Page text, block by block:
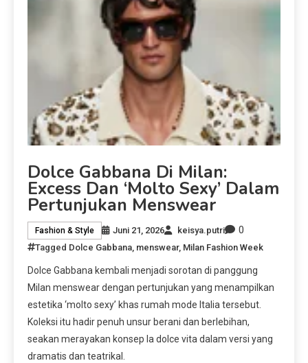
Dolce Gabbana Di Milan:
Excess Dan ‘Molto Sexy’ Dalam
Pertunjukan Menswear
Fashion & Style Juni 21, 2026 keisya.putri 0
Tagged Dolce Gabbana, menswear, Milan Fashion Week
Dolce Gabbana kembali menjadi sorotan di panggung
Milan menswear dengan pertunjukan yang menampilkan
estetika ‘molto sexy’ khas rumah mode Italia tersebut.
Koleksi itu hadir penuh unsur berani dan berlebihan,
seakan merayakan konsep la dolce vita dalam versi yang
dramatis dan teatrikal.